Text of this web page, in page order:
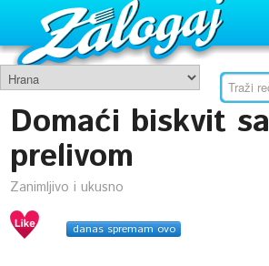
Domaći biskvit sa
prelivom
Zanimljivo i ukusno
danas spremam ovo